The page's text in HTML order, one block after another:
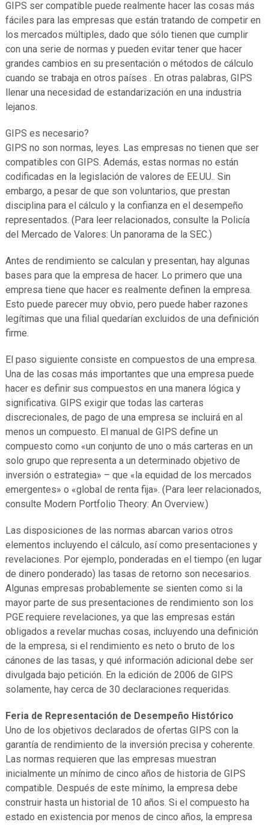
GIPS ser compatible puede realmente hacer las cosas más
fáciles para las empresas que están tratando de competir en
los mercados múltiples, dado que sólo tienen que cumplir
con una serie de normas y pueden evitar tener que hacer
grandes cambios en su presentación o métodos de cálculo
cuando se trabaja en otros países . En otras palabras, GIPS
llenar una necesidad de estandarización en una industria
lejanos.
GIPS es necesario?
GIPS no son normas, leyes. Las empresas no tienen que ser
compatibles con GIPS. Además, estas normas no están
codificadas en la legislación de valores de EE.UU.. Sin
embargo, a pesar de que son voluntarios, que prestan
disciplina para el cálculo y la confianza en el desempeño
representados. (Para leer relacionados, consulte la Policía
del Mercado de Valores: Un panorama de la SEC.)
Antes de rendimiento se calculan y presentan, hay algunas
bases para que la empresa de hacer. Lo primero que una
empresa tiene que hacer es realmente definen la empresa.
Esto puede parecer muy obvio, pero puede haber razones
legítimas que una filial quedarían excluidos de una definición
firme.
El paso siguiente consiste en compuestos de una empresa.
Una de las cosas más importantes que una empresa puede
hacer es definir sus compuestos en una manera lógica y
significativa. GIPS exigir que todas las carteras
discrecionales, de pago de una empresa se incluirá en al
menos un compuesto. El manual de GIPS define un
compuesto como «un conjunto de uno o más carteras en un
solo grupo que representa a un determinado objetivo de
inversión o estrategia» – que «la equidad de los mercados
emergentes» o «global de renta fija». (Para leer relacionados,
consulte Modern Portfolio Theory: An Overview.)
Las disposiciones de las normas abarcan varios otros
elementos incluyendo el cálculo, así como presentaciones y
revelaciones. Por ejemplo, ponderadas en el tiempo (en lugar
de dinero ponderado) las tasas de retorno son necesarios.
Algunas empresas probablemente se sienten como si la
mayor parte de sus presentaciones de rendimiento son los
PGE requiere revelaciones, ya que las empresas están
obligados a revelar muchas cosas, incluyendo una definición
de la empresa, si el rendimiento es neto o bruto de los
cánones de las tasas, y qué información adicional debe ser
divulgada bajo petición. En la edición de 2006 de GIPS
solamente, hay cerca de 30 declaraciones requeridas.
Feria de Representación de Desempeño Histórico
Uno de los objetivos declarados de ofertas GIPS con la
garantía de rendimiento de la inversión precisa y coherente.
Las normas requieren que las empresas muestran
inicialmente un mínimo de cinco años de historia de GIPS
compatible. Después de este mínimo, la empresa debe
construir hasta un historial de 10 años. Si el compuesto ha
estado en existencia por menos de cinco años, la empresa